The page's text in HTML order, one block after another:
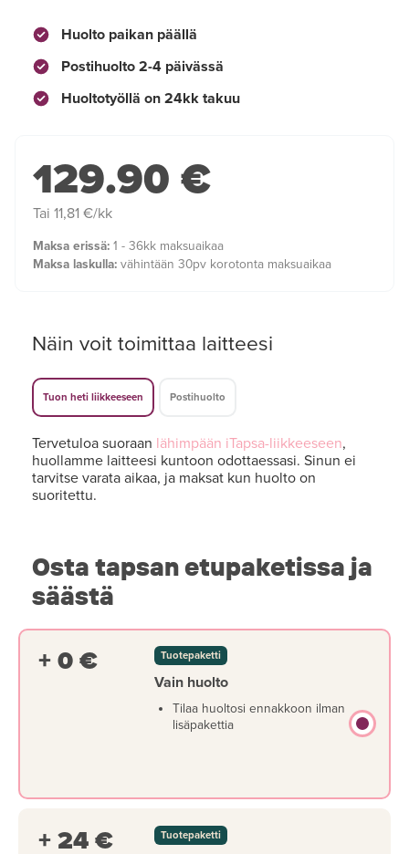
Huolto paikan päällä
Postihuolto 2-4 päivässä
Huoltotyöllä on 24kk takuu
129.90 €
Tai 11,81 €/kk
Maksa erissä: 1 - 36kk maksuaikaa
Maksa laskulla: vähintään 30pv korotonta maksuaikaa
Näin voit toimittaa laitteesi
Tuon heti liikkeeseen Postihuolto
Tervetuloa suoraan lähimpään iTapsa-liikkeeseen,
huollamme laitteesi kuntoon odottaessasi. Sinun ei
tarvitse varata aikaa, ja maksat kun huolto on
suoritettu.
Osta tapsan etupaketissa ja
säästä
+ 0 € Tuotepaketti
Vain huolto
Tilaa huoltosi ennakkoon ilman
lisäpakettia
+ 24 € Tuotepaketti